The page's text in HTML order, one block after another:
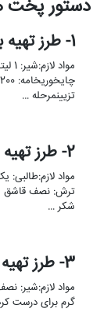
دستور پخت
1- طرز تهیه بستنی وانیلی با خامه
تزیینمرحله …
2- طرز تهیه بستنی چوبی طالبی
ترش: نصف قاشق
شکر …
3- طرز تهیه بستنی خامه ای
گرم برای درست